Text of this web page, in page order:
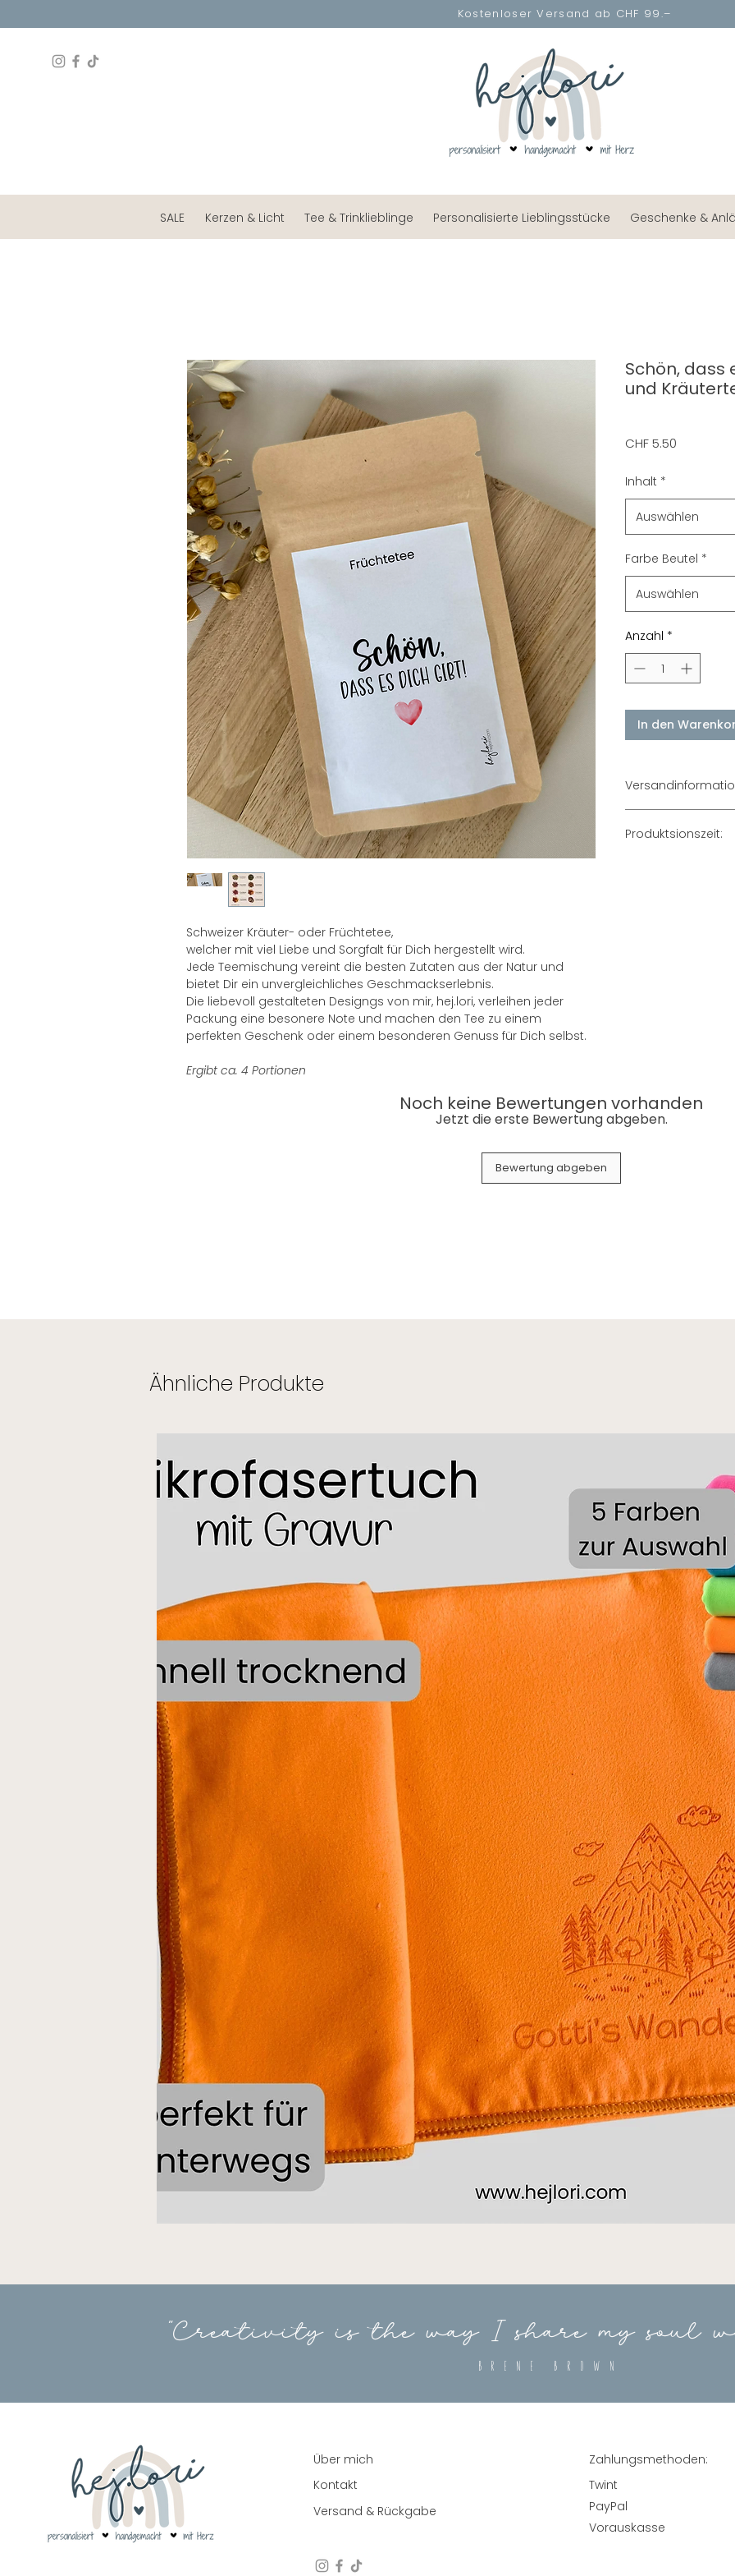
Kostenloser Versand ab CHF 99.–
SALE Kerzen & Licht Tee & Trinklieblinge Personalisierte Lieblingsstücke Geschenke &
Schweizer Kräuter- oder Früchtetee,
welcher mit viel Liebe und Sorgfalt für Dich hergestellt wird.
Jede Teemischung vereint die besten Zutaten aus der Natur und
bietet Dir ein unvergleichliches Geschmackserlebnis.
Die liebevoll gestalteten Designgs von mir, hej.lori, verleihen jeder
Packung eine besonere Note und machen den Tee zu einem
perfekten Geschenk oder einem besonderen Genuss für Dich selbst.
Ergibt ca. 4 Portionen
Schön, dass
und
CHF 5.50
Inhalt *
Auswählen
Farbe Beutel *
Auswählen
Anzahl *
In den
Produktsionszeit:
Noch keine Bewertungen vorhanden
Jetzt die erste Bewertung abgeben.
Bewertung abgeben
Ähnliche Produkte
"Creativity is the way I share my soul
Brene Brown
Über mich
Kontakt
Versand & Rückgabe
Zahlungsmethoden:
Twint
PayPal
Vorauskasse